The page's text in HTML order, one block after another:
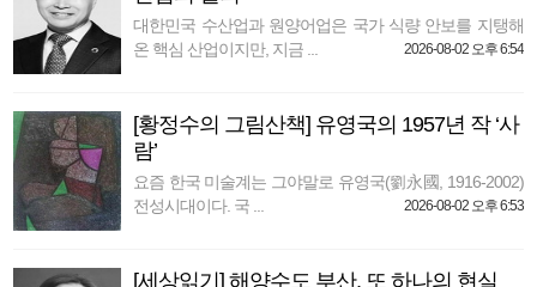
대한민국 수산업과 원양어업은 국가 식량 안보를 지탱해
온 핵심 산업이지만, 지금 ...
2026-08-02 오후 6:54
[황정수의 그림산책] 유영국의 1957년 작 ‘사
람’
요즘 한국 미술계는 그야말로 유영국(劉永國, 1916-2002)
전성시대이다. 국 ...
2026-08-02 오후 6:53
[세상읽기] 해양수도 부산, 또 하나의 현실